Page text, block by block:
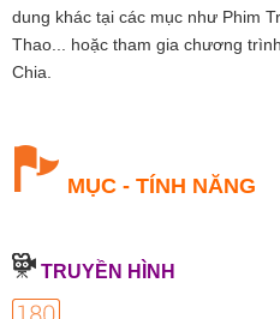
dung khác tại các mục như Phim
Thao... hoặc tham gia chương
Chia.
MỤC - TÍNH NĂNG
TRUYỀN HÌNH